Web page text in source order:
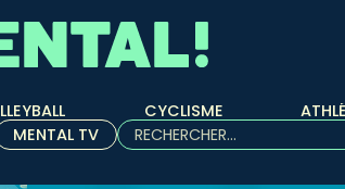
CYCLISME
MENTAL TV
Rechercher :